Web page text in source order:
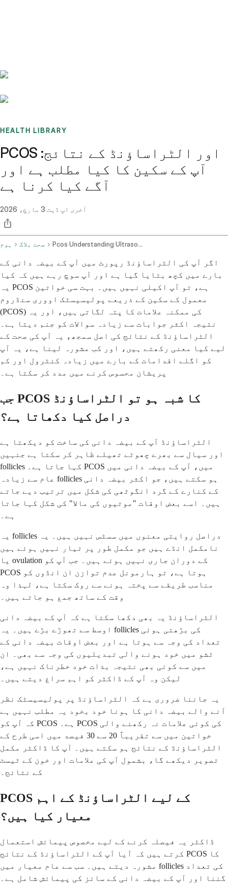
HEALTH LIBRARY
PCOS اور الٹراساؤنڈ کے نتائج:
آپ کے سکین کا کیا مطلب ہے اور
آگے کیا کرنا ہے
آخری اپ ڈیٹ 3 مارچ، 2026
ہوم صحت بلاگ Pcos Understanding Ultrasound Findings And Seeking Advice
اگر آپ کی الٹراساؤنڈ رپورٹ میں آپ کے بیضہ دانی کے
بارے میں کچھ بتایا گیا ہے اور آپ سوچ رہے ہیں کہ کیا
یہ PCOS ہے، تو آپ اکیلی نہیں ہیں۔ بہت سی خواتین
معمول کے سکین کے ذریعے پولیسیسٹک اووری سنڈروم
(PCOS) کی ممکنہ علامات کا پتہ لگاتی ہیں، اور یہ
نتیجہ اکثر جوابات سے زیادہ سوالات کو جنم دیتا ہے۔
الٹراساؤنڈ کے نتائج کی اصل سمجھ، یہ آپ کی صحت کے
لیے کیا معنی رکھتے ہیں، اور کب مشورہ لینا ہے، یہ آپ
کو اگلے اقدامات کے بارے میں زیادہ کنٹرول اور کم
پریشان محسوس کرنے میں مدد کر سکتا ہے۔
جب PCOS کا شبہ ہو تو الٹراساؤنڈ
دراصل کیا دکھاتا ہے؟
الٹراساؤنڈ آپ کے بیضہ دانی کی ساخت کو دیکھتا ہے
اور سیال سے بھرے چھوٹے تھیلے ظاہر کر سکتا ہے جنہیں
follicles کہا جاتا ہے۔ PCOS میں، آپ کے بیضہ دانی میں
عام سے زیادہ follicles ہو سکتے ہیں، جو اکثر بیضہ دانی
کے کنارے کے گرد انگوٹھی کی شکل میں ترتیب دیے جاتے
ہیں۔ اسے بعض اوقات "موتیوں کی مالا" کی شکل کہا جاتا
ہے۔
یہ follicles دراصل روایتی معنوں میں سسٹس نہیں ہیں۔ یہ
نامکمل انڈے ہیں جو مکمل طور پر تیار نہیں ہوئے ہیں
یا ovulation کے دوران جاری نہیں ہوئے ہیں۔ جب آپ کو
PCOS ہوتا ہے، تو ہارمونل عدم توازن ان انڈوں کو
مناسب طریقے سے پختہ ہونے سے روک سکتا ہے، لہذا وہ
وقت کے ساتھ جمع ہو جاتے ہیں۔
الٹراساؤنڈ یہ بھی دکھا سکتا ہے کہ آپ کے بیضہ دانی
اوسط سے تھوڑے بڑے ہیں۔ یہ follicles کی بڑھتی ہوئی
تعداد کی وجہ سے ہوتا ہے اور بعض اوقات بیضہ دانی کے
ٹشو میں خود ہونے والی تبدیلیوں کی وجہ سے بھی۔ ان
میں سے کوئی بھی نتیجہ بذات خود خطرناک نہیں ہے،
لیکن وہ آپ کے ڈاکٹر کو اہم سراغ دیتے ہیں۔
یہ جاننا ضروری ہے کہ الٹراساؤنڈ پر پولیسیسٹک نظر
آنے والے بیضہ دانی کا ہونا خود بخود یہ مطلب نہیں ہے
کہ آپ کو PCOS ہے۔ PCOS کی کوئی علامات نہ رکھنے والی
خواتین میں سے تقریباً 20 سے 30 فیصد میں اسی طرح کے
الٹراساؤنڈ کے نتائج ہو سکتے ہیں۔ آپ کا ڈاکٹر مکمل
تصویر دیکھے گا، بشمول آپ کی علامات اور خون کے ٹیسٹ
کے نتائج۔
PCOS کے لیے الٹراساؤنڈ کے اہم
معیار کیا ہیں؟
ڈاکٹر یہ فیصلہ کرنے کے لیے مخصوص پیمائش استعمال
کرتے ہیں کہ آیا آپ کے الٹراساؤنڈ کے نتائج PCOS کا
مشورہ دیتے ہیں۔ سب سے عام معیار میں follicles کی تعداد
گننا اور آپ کے بیضہ دانی کے سائز کی پیمائش شامل ہے۔